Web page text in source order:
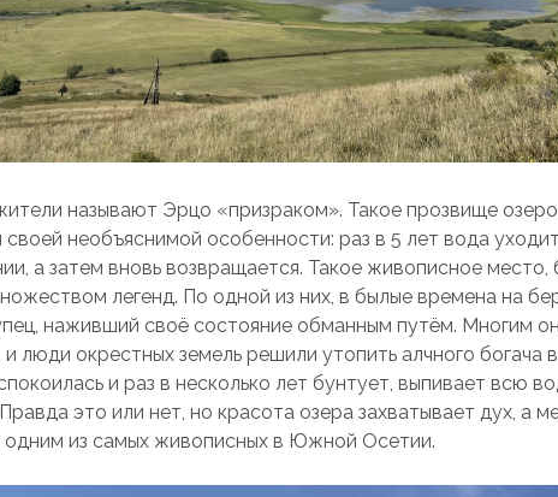
называют Эрцо «призраком». Такое прозвище
своей необъяснимой особенности: раз в 5 лет вода
а затем вновь возвращается. Такое живописное место,
легенд. По одной из них, в былые времена на
наживший своё состояние обманным путём. Многим
и люди окрестных земель решили утопить алчного богача
и раз в несколько лет бунтует, выпивает всю
это или нет, но красота озера захватывает дух, а
одним из самых живописных в Южной Осетии.